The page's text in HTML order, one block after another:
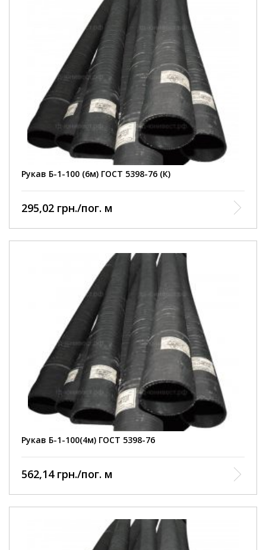
Рукав Б-1-100 (6м) ГОСТ 5398-76 (К)
Внутрішній діаметр
3 Атм
Умови покупки
від 1 шт
Колір рукава
чорний
Довжина рукава
6000 мм
Конструкція
армований ниткою та
металевою спіраллю
Діапазон робочих
температур
від -35 до +90 С
Відповідність
нормативному документу
ГОСТ 5398-76
Кварт
295,02 грн./пог. м
Рукав Б-1-100(4м) ГОСТ 5398-76
Внутрішній діаметр
3 Атм
Умови покупки
від 1 шт
Колір рукава
чорний
Довжина рукава
4000 мм
Конструкція
армований ниткою та
металевою спіраллю
Діапазон робочих
температур
від -35 до +90 С
Відповідність
нормативному документу
ГОСТ 5398-76
Курськ
562,14 грн./пог. м